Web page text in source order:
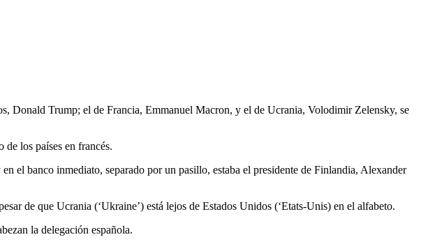
Donald Trump; el de Francia, Emmanuel Macron, y el de Ucrania, Volodimir Zelensky, se
los países en francés.
el banco inmediato, separado por un pasillo, estaba el presidente de Finlandia, Alexander
de que Ucrania (‘Ukraine’) está lejos de Estados Unidos (‘Etats-Unis) en el alfabeto.
la delegación española.